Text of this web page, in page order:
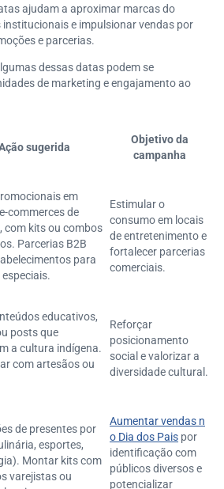
ajudam a aproximar marcas do
e impulsionar vendas por
e parcerias.
dessas datas podem se
de marketing e engajamento ao
sugerida
Objetivo da
campanha
em
commerces de
com kits ou combos
Parcerias B2B
para
Estimular o
consumo em locais
de entretenimento e
fortalecer parcerias
comerciais.
educativos,
posts que
a cultura indígena.
com artesãos ou
Reforçar
posicionamento
social e valorizar a
diversidade cultural.
de presentes por
esportes,
Montar kits com
varejistas ou
Aumentar vendas n
o Dia dos Pais por
identificação com
públicos diversos e
potencializar